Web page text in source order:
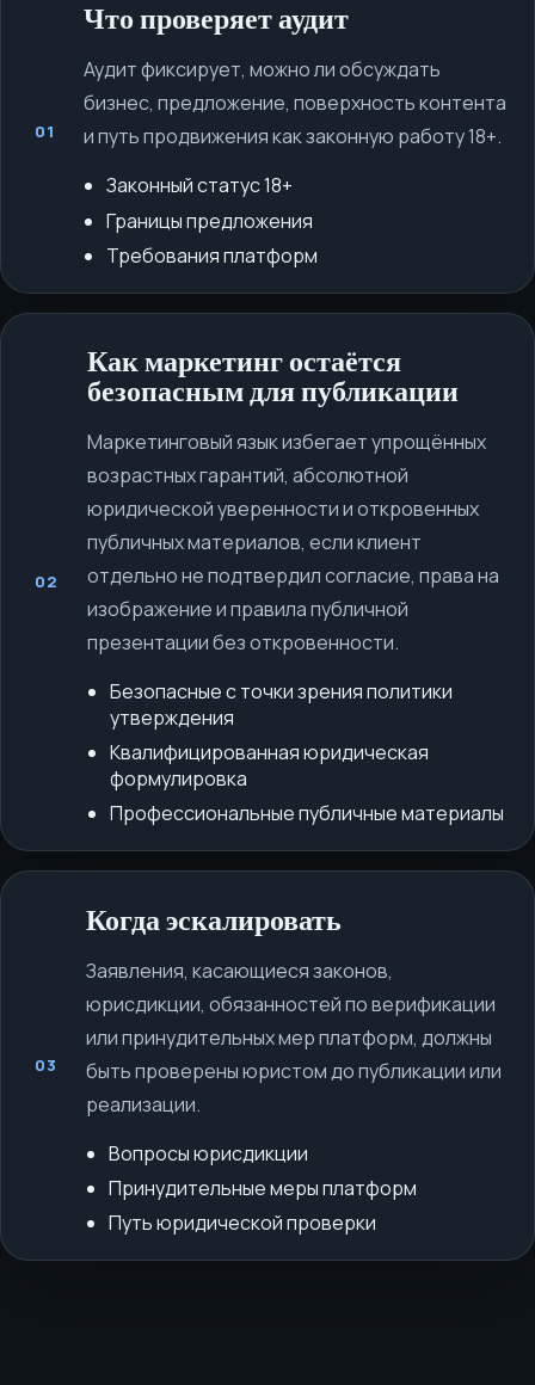
01
Что проверяет аудит
Аудит фиксирует, можно ли обсуждать
бизнес, предложение, поверхность контента
и путь продвижения как законную работу 18+.
Законный статус 18+
Границы предложения
Требования платформ
02
Как маркетинг остаётся
безопасным для публикации
Маркетинговый язык избегает упрощённых
возрастных гарантий, абсолютной
юридической уверенности и откровенных
публичных материалов, если клиент
отдельно не подтвердил согласие, права на
изображение и правила публичной
презентации без откровенности.
Безопасные с точки зрения политики
утверждения
Квалифицированная юридическая
формулировка
Профессиональные публичные материалы
03
Когда эскалировать
Заявления, касающиеся законов,
юрисдикции, обязанностей по верификации
или принудительных мер платформ, должны
быть проверены юристом до публикации или
реализации.
Вопросы юрисдикции
Принудительные меры платформ
Путь юридической проверки